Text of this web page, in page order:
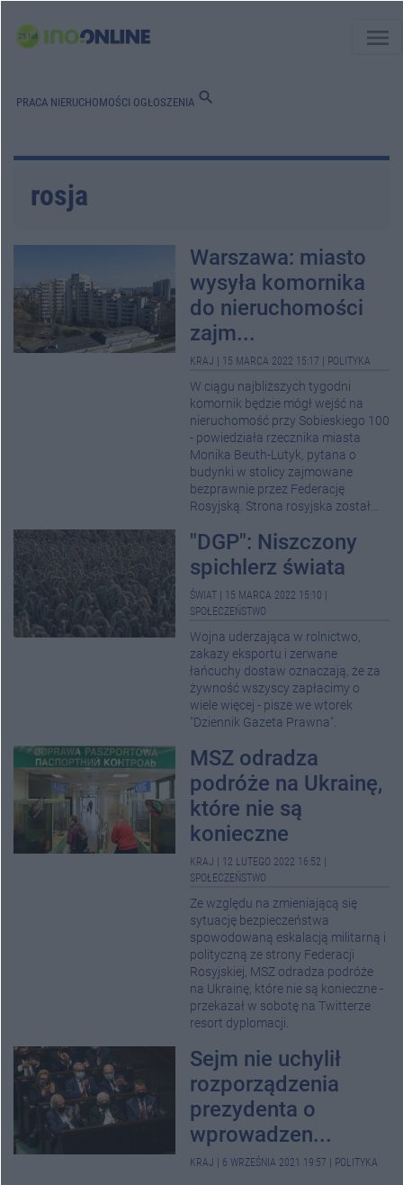
menu
PRACA NIERUCHOMOŚCI OGŁOSZENIA search
rosja
Warszawa: miasto
wysyła komornika
do nieruchomości
zajm...
KRAJ 15 MARCA 2022 15:17 POLITYKA
W ciągu najbliższych tygodni
komornik będzie mógł wejść na
nieruchomość przy Sobieskiego 100
- powiedziała rzecznika miasta
Monika Beuth-Lutyk, pytana o
budynki w stolicy zajmowane
bezprawnie przez Federację
Rosyjską. Strona rosyjska został...
"DGP": Niszczony
spichlerz świata
ŚWIAT 15 MARCA 2022 15:10
SPOŁECZEŃSTWO
Wojna uderzająca w rolnictwo,
zakazy eksportu i zerwane
łańcuchy dostaw oznaczają, że za
żywność wszyscy zapłacimy o
wiele więcej - pisze we wtorek
"Dziennik Gazeta Prawna".
MSZ odradza
podróże na Ukrainę,
które nie są
konieczne
KRAJ 12 LUTEGO 2022 16:52
SPOŁECZEŃSTWO
Ze względu na zmieniającą się
sytuację bezpieczeństwa
spowodowaną eskalacją militarną i
polityczną ze strony Federacji
Rosyjskiej, MSZ odradza podróże
na Ukrainę, które nie są konieczne -
przekazał w sobotę na Twitterze
resort dyplomacji.
Sejm nie uchylił
rozporządzenia
prezydenta o
wprowadzen...
KRAJ 6 WRZEŚNIA 2021 19:57 POLITYKA